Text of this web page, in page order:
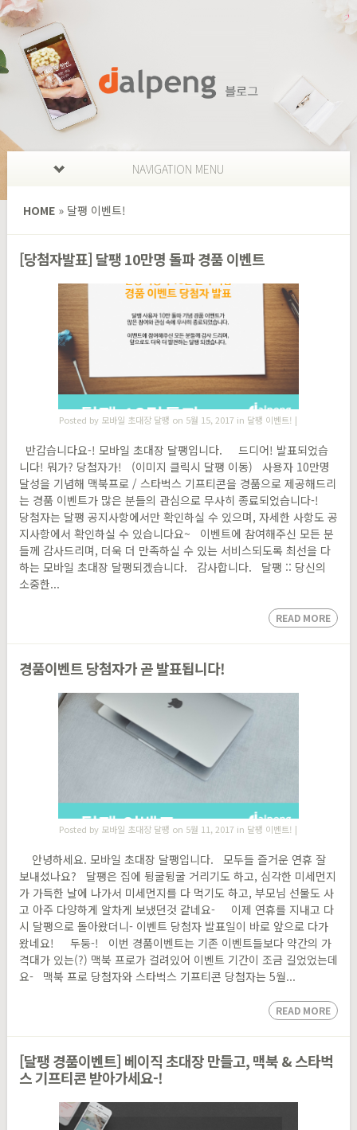
NAVIGATION MENU
HOME »달팽 이벤트!
[당첨자발표] 달팽 10만명 돌파 경품 이벤트
Posted by 모바일 초대장 달팽 on 5월 15, 2017 in 달팽 이벤트! |
반갑습니다요-! 모바일 초대장 달팽입니다. 드디어! 발표되었습
니다! 뭐가? 당첨자가! (이미지 클릭시 달팽 이동) 사용자 10만명
달성을 기념해 맥북프로 / 스타벅스 기프티콘을 경품으로 제공해드리
는 경품 이벤트가 많은 분들의 관심으로 무사히 종료되었습니다-!
당첨자는 달팽 공지사항에서만 확인하실 수 있으며, 자세한 사항도 공
지사항에서 확인하실 수 있습니다요~ 이벤트에 참여해주신 모든 분
들께 감사드리며, 더욱 더 만족하실 수 있는 서비스되도록 최선을 다
하는 모바일 초대장 달팽되겠습니다. 감사합니다. 달팽 :: 당신의
소중한...
READ MORE
경품이벤트 당첨자가 곧 발표됩니다!
Posted by 모바일 초대장 달팽 on 5월 11, 2017 in 달팽 이벤트! |
안녕하세요. 모바일 초대장 달팽입니다. 모두들 즐거운 연휴 잘
보내셨나요? 달팽은 집에 뒹굴뒹굴 거리기도 하고, 심각한 미세먼지
가 가득한 날에 나가서 미세먼지를 다 먹기도 하고, 부모님 선물도 사
고 아주 다양하게 알차게 보냈던것 같네요- 이제 연휴를 지내고 다
시 달팽으로 돌아왔더니- 이벤트 당첨자 발표일이 바로 앞으로 다가
왔네요! 두둥-! 이번 경품이벤트는 기존 이벤트들보다 약간의 가
격대가 있는(?) 맥북 프로가 걸려있어 이벤트 기간이 조금 길었었는데
요- 맥북 프로 당첨자와 스타벅스 기프티콘 당첨자는 5월...
READ MORE
[달팽 경품이벤트] 베이직 초대장 만들고, 맥북 & 스타벅
스 기프티콘 받아가세요-!